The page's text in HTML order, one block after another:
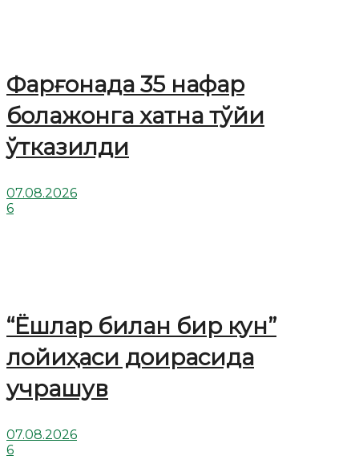
Фарғонада 35 нафар
болажонга хатна тўйи
ўтказилди
07.08.2026
6
“Ёшлар билан бир кун”
лойиҳаси доирасида
учрашув
07.08.2026
6